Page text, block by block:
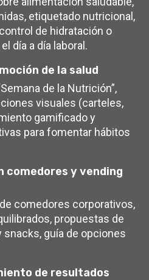
etiquetado nutricional,
de hidratación o
día a día laboral.
de la salud
de la Nutrición”,
visuales (carteles,
gamificado y
para fomentar hábitos
comedores y vending
comedores corporativos,
propuestas de
snacks, guía de opciones
de resultados